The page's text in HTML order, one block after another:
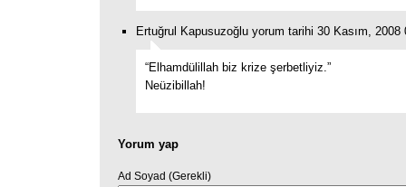
Ertuğrul Kapusuzoğlu yorum tarihi 30 Kasım, 2008
“Elhamdülillah biz krize şerbetliyiz.”
Neüzibillah!
Yorum yap
Ad Soyad (Gerekli)